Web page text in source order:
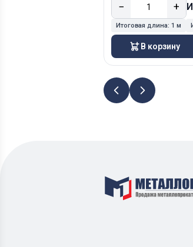
− +
Итоговая длина: 1 м
В корзину